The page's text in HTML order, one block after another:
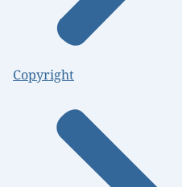
Copyright